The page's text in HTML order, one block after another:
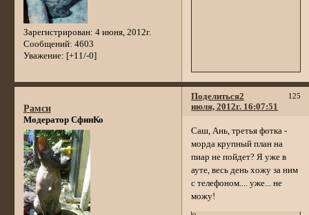
Зарегистрирован: 4 июня, 2012г.
Сообщений: 4603
Уважение: [+11/-0]
Поделиться 125
2
июля, 2012г. 16:07:51
Рамси
Модератор СфинКо
Саш, Ань, третья фотка -
морда крупный план на
пиар не пойдет? Я уже в
ауте, весь день хожу за ним
с телефоном.... уже... не
можу!